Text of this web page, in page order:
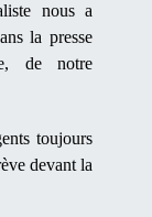
nous a
la presse
de notre
toujours
devant la